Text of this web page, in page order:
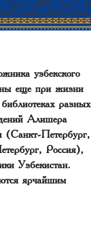
узбекского
еще при жизни
разных
Алишера
(Санкт-Петербург,
Россия),
Узбекистан.
ярчайшим